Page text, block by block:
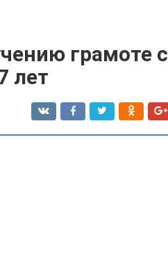
грамоте с
лет